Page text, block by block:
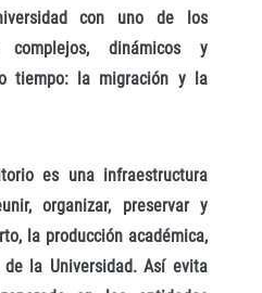
con uno de los
complejos, dinámicos y
tiempo: la migración y la
es una infraestructura
organizar, preservar y
la producción académica,
la Universidad. Así evita